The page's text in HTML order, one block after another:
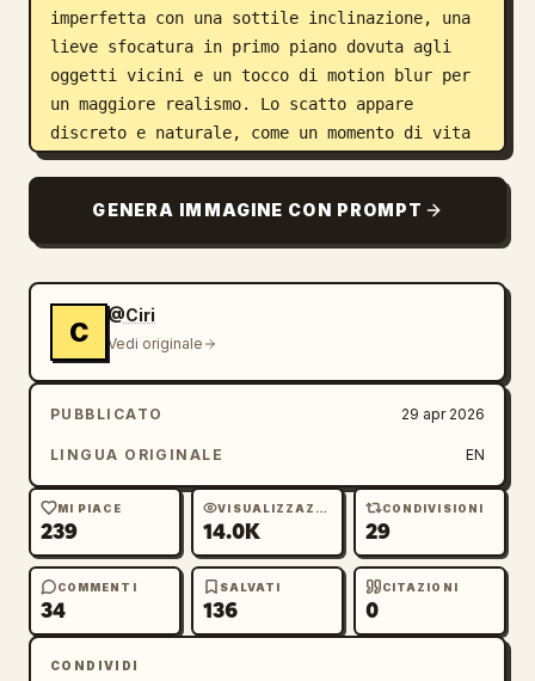
imperfetta con una sottile inclinazione, una
lieve sfocatura in primo piano dovuta agli
oggetti vicini e un tocco di motion blur per
un maggiore realismo. Lo scatto appare
discreto e naturale, come un momento di vita
reale. Ambiente: L'interno di un moderno
brillante e uniforme. Dietro di lei ci sono
scaffali ordinati pieni di snack, bevande e
terminale POS, uno scanner di codici a barre
e piccoli articoli da acquisto d'impulso come
caramelle e bevande in bottiglia,
contribuendo a creare un'atmosfera pulita e
ben fornita. Stile fotografico:
Fotorealistico, fotografia spontanea da
tonalità della pelle naturali, alta
definizione, leggero rumore tipico delle
fotocamere dei telefoni, riflessi sottili
sulle superfici vicine, qualità 4K.
GENERA IMMAGINE CON PROMPT
C
@Ciri
Vedi originale
PUBBLICATO 29 apr 2026
LINGUA ORIGINALE EN
MI PIACE
239
VISUALIZZAZIONI
14.0K
CONDIVISIONI
29
COMMENTI
34
SALVATI
136
CITAZIONI
0
CONDIVIDI